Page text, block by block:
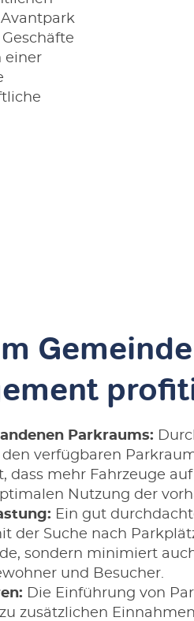
einer
Parkraums:
verfügbaren
dass mehr Fahrzeuge
Nutzung der
Ein gut
der Suche nach
sondern minimiert
und Besucher.
Die Einführung von
zusätzlichen